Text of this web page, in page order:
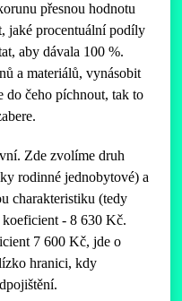
přesnou hodnotu
jaké procentuální podíly
aby dávala 100 %.
a materiálů, vynásobit
do čeho píchnout, tak to
Zde zvolíme druh
rodinné jednobytové) a
charakteristiku (tedy
- 8 630 Kč.
7 600 Kč, jde o
hranici, kdy